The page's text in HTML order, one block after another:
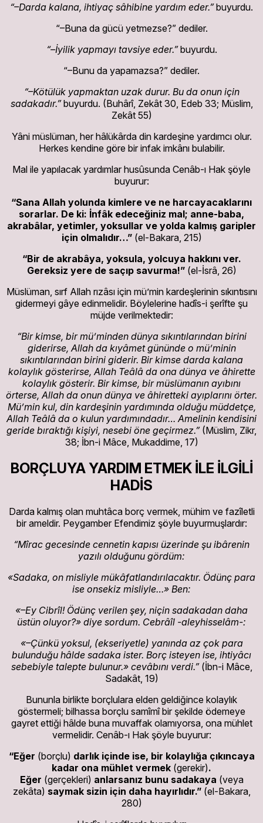
“–Darda kalana, ihtiyaç sâhibine yardım eder.”buyurdu.
“–Buna da gücü yetmezse?” dediler.
“–İyilik yapmayı tavsiye eder.”buyurdu.
“–Bunu da yapamazsa?” dediler.
“–Kötülük yapmaktan uzak durur. Bu da onun için
sadakadır.”buyurdu. (Buhârî, Zekât 30, Edeb 33; Müslim,
Zekât 55)
Yâni müslüman, her hâlükârda din kardeşine yardımcı olur.
Herkes kendine göre bir infak imkânı bulabilir.
Mal ile yapılacak yardımlar husûsunda Cenâb-ı Hak şöyle
buyurur:
“Sana Allah yolunda kimlere ve ne harcayacaklarını
sorarlar. De ki: İnfâk edeceğiniz mal; anne-baba,
akrabâlar, yetimler, yoksullar ve yolda kalmış garipler
için olmalıdır…” (el-Bakara, 215)
“Bir de akrabâya, yoksula, yolcuya hakkını ver.
Gereksiz yere de saçıp savurma!” (el-İsrâ, 26)
Müslüman, sırf Allah rızâsı için mü’min kardeşlerinin sıkıntısını
gidermeyi gâye edinmelidir. Böylelerine hadîs-i şerîfte şu
müjde verilmektedir:
“Bir kimse, bir mü’minden dünya sıkıntılarından birini
giderirse, Allah da kıyâmet gününde o mü’minin
sıkıntılarından birini giderir. Bir kimse darda kalana
kolaylık gösterirse, Allah Teâlâ da ona dünya ve âhirette
kolaylık gösterir. Bir kimse, bir müslümanın ayıbını
örterse, Allah da onun dünya ve âhiretteki ayıplarını örter.
Mü’min kul, din kardeşinin yardımında olduğu müddetçe,
Allah Teâlâ da o kulun yardımındadır… Amelinin kendisini
geride bıraktığı kişiyi, nesebi öne geçirmez.” (Müslim, Zikr,
38; İbn-i Mâce, Mukaddime, 17)
BORÇLUYA YARDIM ETMEK İLE İLGİLİ
HADİS
Darda kalmış olan muhtâca borç vermek, mühim ve fazîletli
bir ameldir. Peygamber Efendimiz şöyle buyurmuşlardır:
“Mîrac gecesinde cennetin kapısı üzerinde şu ibârenin
yazılı olduğunu gördüm:
«Sadaka, on misliyle mükâfatlandırılacaktır. Ödünç para
ise onsekiz misliyle…» Ben:
«–Ey Cibrîl! Ödünç verilen şey, niçin sadakadan daha
üstün oluyor?» diye sordum. Cebrâîl -aleyhisselâm-:
«–Çünkü yoksul, (ekseriyetle) yanında az çok para
bulunduğu hâlde sadaka ister. Borç isteyen ise, ihtiyâcı
sebebiyle talepte bulunur.» cevâbını verdi.”(İbn-i Mâce,
Sadakât, 19)
Bununla birlikte borçlulara elden geldiğince kolaylık
göstermeli; bilhassa borçlu samîmî bir şekilde ödemeye
gayret ettiği hâlde buna muvaffak olamıyorsa, ona mühlet
vermelidir. Cenâb-ı Hak şöyle buyurur:
“Eğer (borçlu) darlık içinde ise, bir kolaylığa çıkıncaya
kadar ona mühlet vermek (gerekir).
Eğer (gerçekleri) anlarsanız bunu sadakaya (veya
zekâta) saymak sizin için daha hayırlıdır.” (el-Bakara,
280)